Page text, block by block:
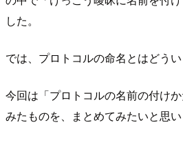
した。
では、プロトコルの命名とはどうい
今回は「プロトコルの名前の付け
みたものを、まとめてみたいと思い